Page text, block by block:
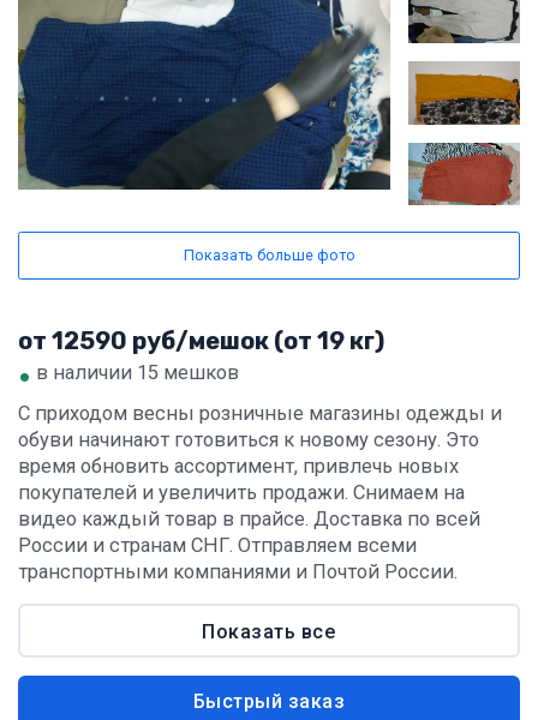
Показать больше фото
от 12590 руб/мешок (от 19 кг)
• в наличии 15 мешков
С приходом весны розничные магазины одежды и
обуви начинают готовиться к новому сезону. Это
время обновить ассортимент, привлечь новых
покупателей и увеличить продажи. Снимаем на
видео каждый товар в прайсе. Доставка по всей
России и странам СНГ. Отправляем всеми
транспортными компаниями и Почтой России.
Показать все
Быстрый заказ